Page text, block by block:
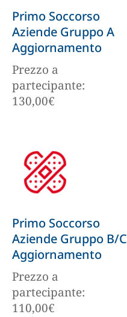
Primo Soccorso
Aziende Gruppo A
Aggiornamento
Prezzo a
partecipante:
130,00€
Primo Soccorso
Aziende Gruppo B/C
Aggiornamento
Prezzo a
partecipante:
110,00€